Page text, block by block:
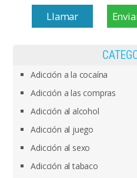
Llamar
Adicción a la cocaína
Adicción a las compras
Adicción al alcohol
Adicción al juego
Adicción al sexo
Adicción al tabaco